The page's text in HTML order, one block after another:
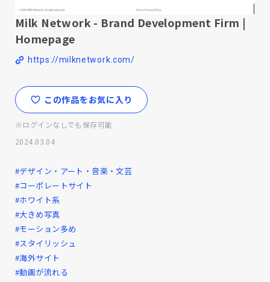
Milk Network - Brand Development Firm |
Homepage
https://milknetwork.com/
この作品をお気に入り
※ログインなしでも保存可能
2024.03.04
#デザイン・アート・音楽・文芸
#コーポレートサイト
#ホワイト系
#大きめ写真
#モーション多め
#スタイリッシュ
#海外サイト
#動画が流れる